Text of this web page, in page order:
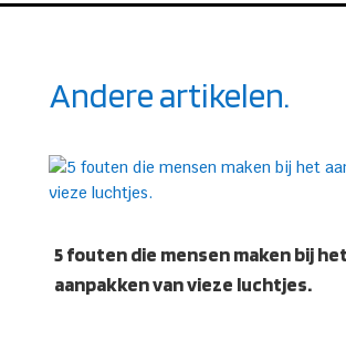
Andere artikelen.
5 fouten die mensen maken bij het
aanpakken van vieze luchtjes.